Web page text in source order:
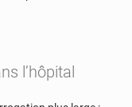
l’hôpital